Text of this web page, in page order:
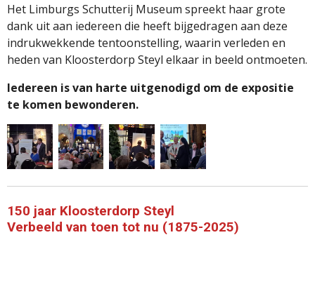
Het Limburgs Schutterij Museum spreekt haar grote
dank uitaan iedereen die heeft bijgedragen aan deze
indrukwekkende tentoonstelling, waarin verleden en
heden van Kloosterdorp Steyl elkaar in beeld ontmoeten.
Iedereen isvan harte uitgenodigd om de expositie
te komen bewonderen.
150 jaar Kloosterdorp Steyl
Verbeeld van toen tot nu (1875-2025)